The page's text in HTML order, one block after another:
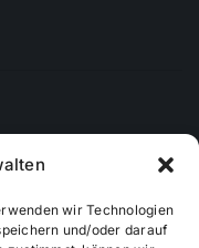
wir Technologien
und/oder darauf